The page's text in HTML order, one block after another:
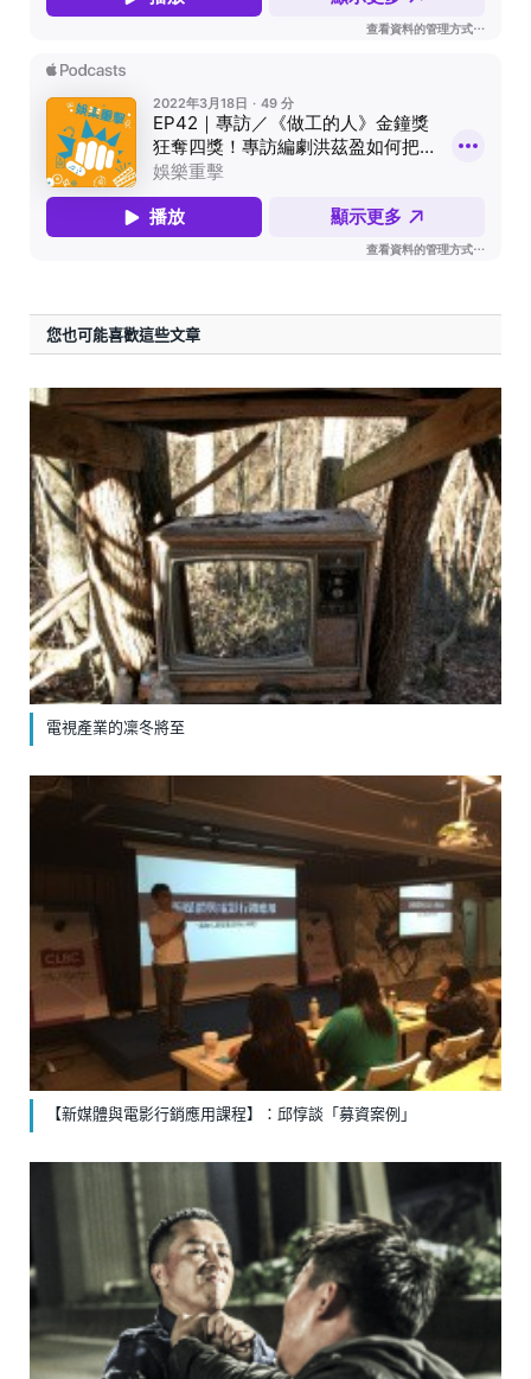
您也可能喜歡這些文章
電視產業的凜冬將至
【新媒體與電影行銷應用課程】：邱惇談「募資案例」